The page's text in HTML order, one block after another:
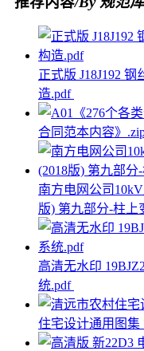
正式版 J18J192
造.pdf
合同范本内容》
南方电网公司
版) 第九部分-柱上
高清无水印
统.pdf
住宅设计通用图集